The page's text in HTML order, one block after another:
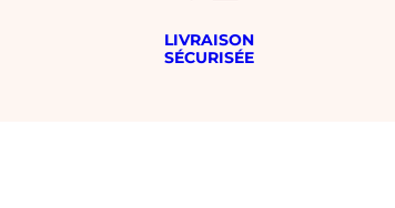
LIVRAISON
SÉCURISÉE